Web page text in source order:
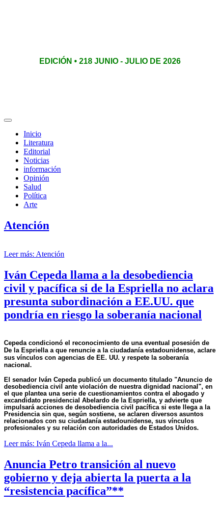
EDICIÓN • 218 JUNIO - JULIO DE 2026
Inicio
Literatura
Editorial
Noticias
información
Opinión
Salud
Política
Arte
Atención
Leer más: Atención
Iván Cepeda llama a la desobediencia
civil y pacífica si de la Espriella no aclara
presunta subordinación a EE.UU. que
pondría en riesgo la soberanía nacional
Cepeda condicionó el reconocimiento de una eventual posesión de
De la Espriella a que renuncie a la ciudadanía estadounidense, aclare
sus vínculos con agencias de EE. UU. y respete la soberanía
nacional.
El senador Iván Cepeda publicó un documento titulado "Anuncio de
desobediencia civil ante violación de nuestra dignidad nacional", en
el que plantea una serie de cuestionamientos contra el abogado y
excandidato presidencial Abelardo de la Espriella, y advierte que
impulsará acciones de desobediencia civil pacífica si este llega a la
Presidencia sin que, según sostiene, se aclaren diversos asuntos
relacionados con su ciudadanía estadounidense, sus vínculos
profesionales y su relación con autoridades de Estados Unidos.
Leer más: Iván Cepeda llama a la...
Anuncia Petro transición al nuevo
gobierno y deja abierta la puerta a la
“resistencia pacífica”**